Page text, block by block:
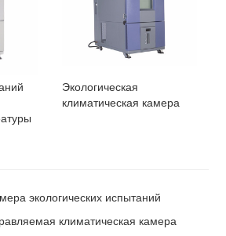
Экологическая
климатическая камера
экологических испытаний
климатическая камера